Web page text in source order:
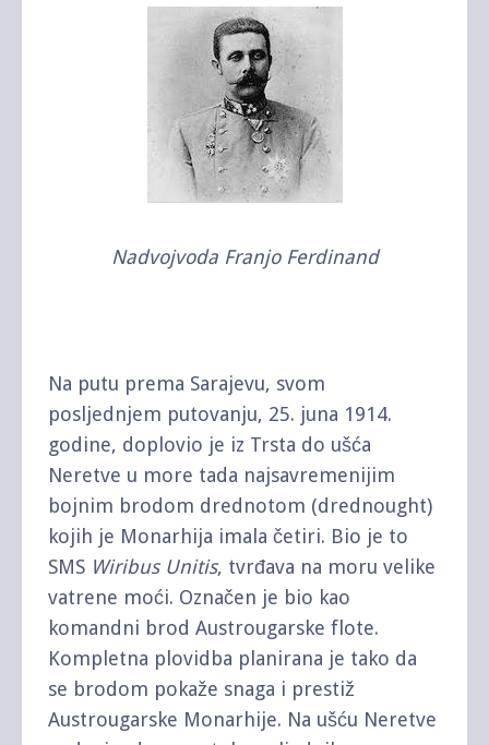
Nadvojvoda Franjo Ferdinand
Na putu prema Sarajevu, svom
posljednjem putovanju, 25. juna 1914.
godine, doplovio je iz Trsta do ušća
Neretve u more tada najsavremenijim
bojnim brodom drednotom (drednought)
kojih je Monarhija imala četiri. Bio je to
SMS Wiribus Unitis, tvrđava na moru velike
vatrene moći. Označen je bio kao
komandni brod Austrougarske flote.
Kompletna plovidba planirana je tako da
se brodom pokaže snaga i prestiž
Austrougarske Monarhije. Na ušću Neretve